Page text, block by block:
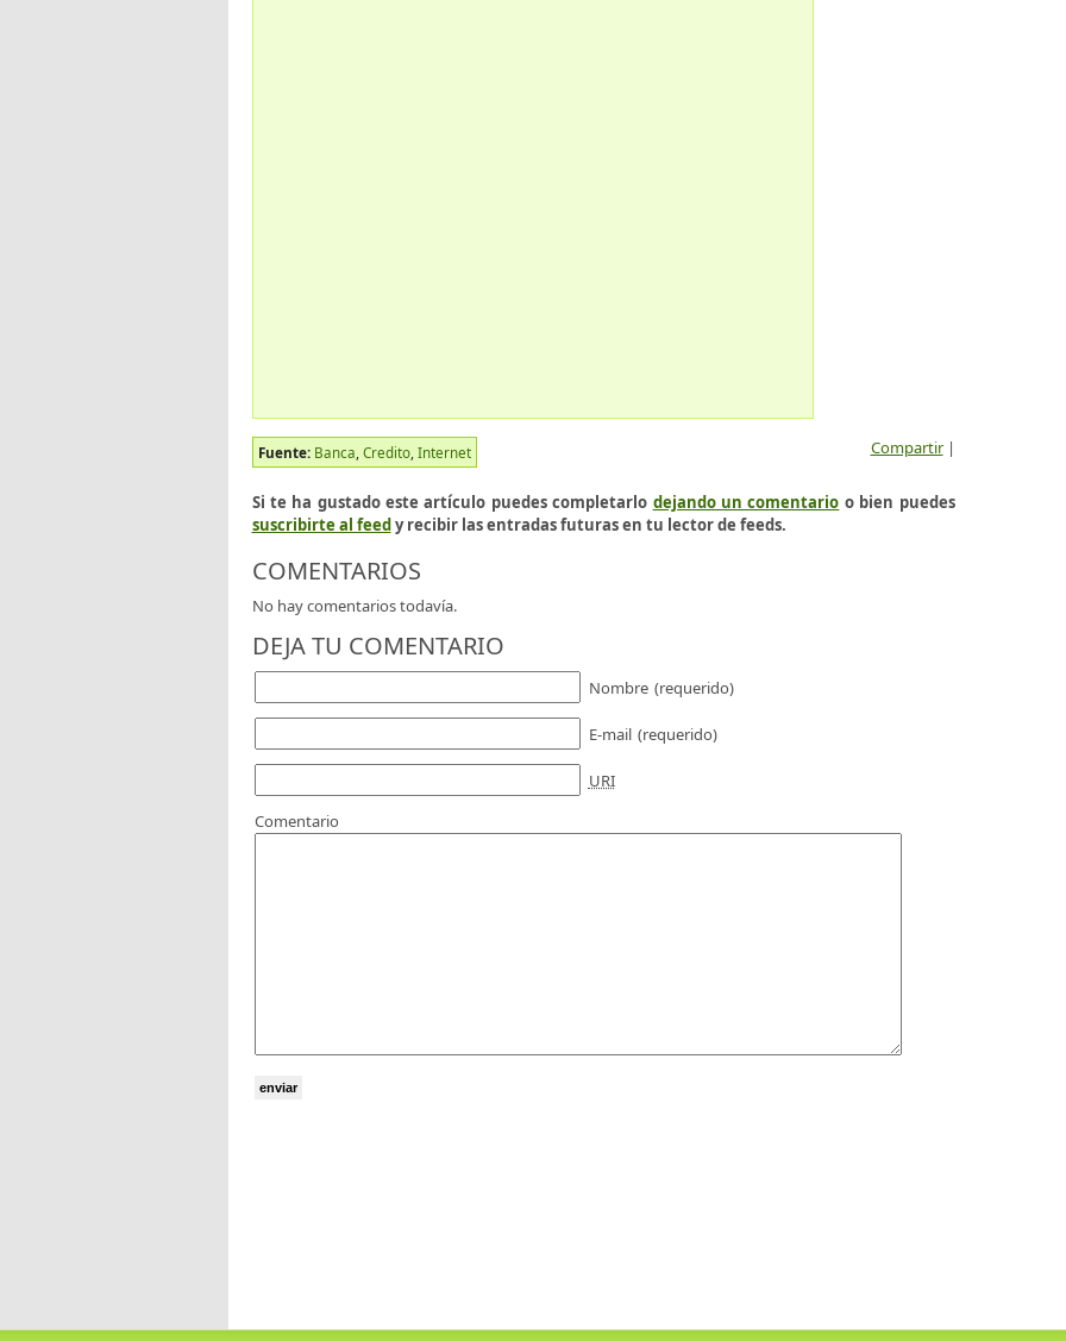
Fuente: Banca Credito, Internet Compartir |
Si te ha gustado este artículo puedes completarlo dejando un comentario o bien puedes
suscribirte al feedy recibir las entradas futuras en tu lector de feeds.
COMENTARIOS
No hay comentarios todavía.
DEJA TU COMENTARIO
Nombre (requerido)
E-mail (requerido)
URI
Comentario